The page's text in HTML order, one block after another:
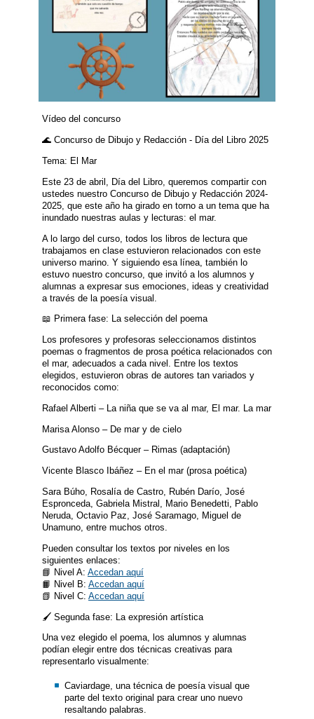
Vídeo del concurso
🌊 Concurso de Dibujo y Redacción - Día del Libro 2025
Tema: El Mar
Este 23 de abril, Día del Libro, queremos compartir con
ustedes nuestro Concurso de Dibujo y Redacción 2024-
2025, que este año ha girado en torno a un tema que ha
inundado nuestras aulas y lecturas: el mar.
A lo largo del curso, todos los libros de lectura que
trabajamos en clase estuvieron relacionados con este
universo marino. Y siguiendo esa línea, también lo
estuvo nuestro concurso, que invitó a los alumnos y
alumnas a expresar sus emociones, ideas y creatividad
a través de la poesía visual.
📖 Primera fase: La selección del poema
Los profesores y profesoras seleccionamos distintos
poemas o fragmentos de prosa poética relacionados con
el mar, adecuados a cada nivel. Entre los textos
elegidos, estuvieron obras de autores tan variados y
reconocidos como:
Rafael Alberti – La niña que se va al mar, El mar. La mar
Marisa Alonso – De mar y de cielo
Gustavo Adolfo Bécquer – Rimas (adaptación)
Vicente Blasco Ibáñez – En el mar (prosa poética)
Sara Búho, Rosalía de Castro, Rubén Darío, José
Espronceda, Gabriela Mistral, Mario Benedetti, Pablo
Neruda, Octavio Paz, José Saramago, Miguel de
Unamuno, entre muchos otros.
Pueden consultar los textos por niveles en los
siguientes enlaces:
📘 Nivel A: Accedan aquí
📙 Nivel B: Accedan aquí
📗 Nivel C: Accedan aquí
🖌️ Segunda fase: La expresión artística
Una vez elegido el poema, los alumnos y alumnas
podían elegir entre dos técnicas creativas para
representarlo visualmente:
Caviardage, una técnica de poesía visual que
parte del texto original para crear uno nuevo
resaltando palabras.